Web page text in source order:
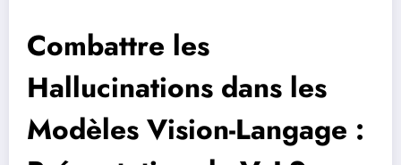
Combattre les
Hallucinations dans les
Modèles Vision-Langage :